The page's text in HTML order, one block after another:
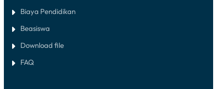
Biaya Pendidikan
Beasiswa
Download file
FAQ